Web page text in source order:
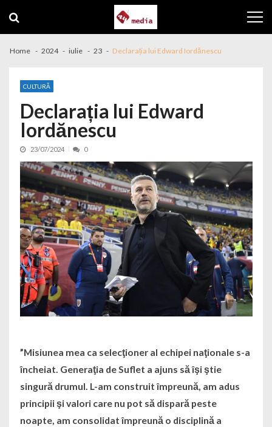
Home 2024 iulie 23 Declarația lui Edward Iordănescu
CULTURĂ
Declarația lui Edward
Iordănescu
23/07/2024 0
”Misiunea mea ca selecţioner al echipei naţionale s-a
încheiat. Generaţia de Suflet a ajuns să îşi ştie
singură drumul. L-am construit împreună, am adus
principii şi valori care nu pot să dispară peste
noapte, am consolidat împreună o disciplină a